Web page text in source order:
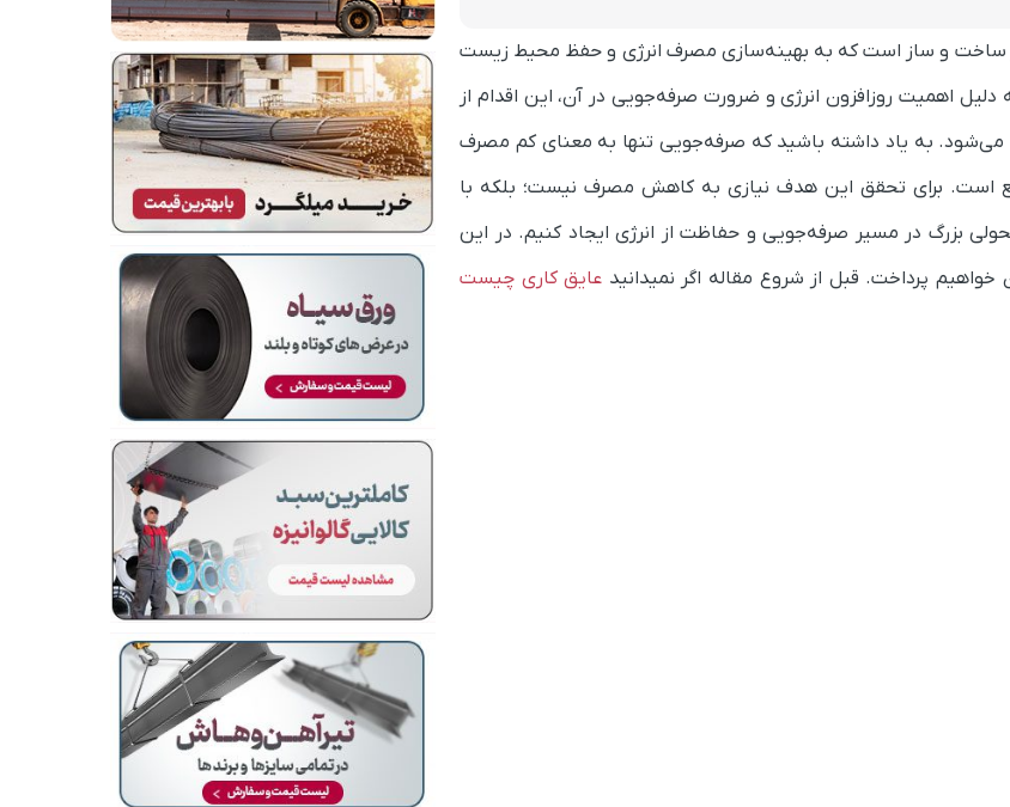
ساخت و ساز است که به بهینه‌سازی مصرف انرژی و حفظ محیط زیست
اهمیت روزافزون انرژی و ضرورت صرفه‌جویی در آن، این اقدام از
به یاد داشته باشید که صرفه‌جویی تنها به معنای کم مصرف
است. برای تحقق این هدف نیازی به کاهش مصرف نیست؛ بلکه با
بزرگ در مسیر صرفه‌جویی و حفاظت از انرژی ایجاد کنیم. در این
پرداخت. قبل از شروع مقاله اگر نمیدانید عایق کاری چیست